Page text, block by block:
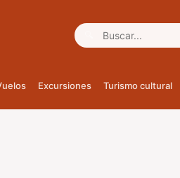
Buscar:
Excursiones Turismo cultural